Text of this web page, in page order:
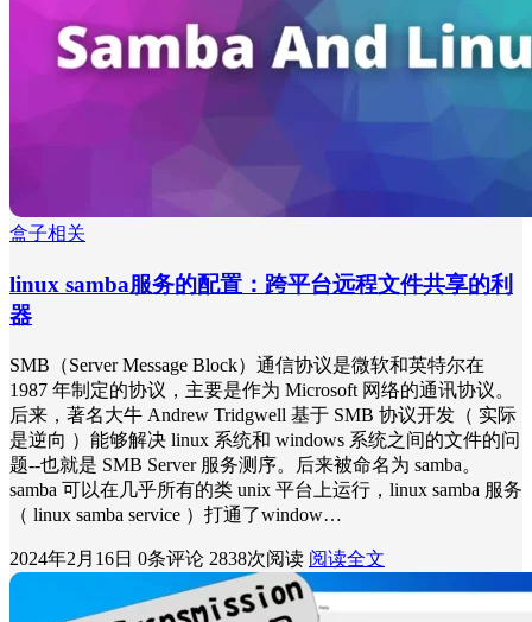
盒子相关
linux samba服务的配置：跨平台远程文件共享的利
器
SMB（Server Message Block）通信协议是微软和英特尔在
1987 年制定的协议，主要是作为 Microsoft 网络的通讯协议。
后来，著名大牛 Andrew Tridgwell 基于 SMB 协议开发（ 实际
是逆向 ）能够解决 linux 系统和 windows 系统之间的文件的问
题--也就是 SMB Server 服务测序。后来被命名为 samba。
samba 可以在几乎所有的类 unix 平台上运行，linux samba 服务
（ linux samba service ）打通了window…
2024年2月16日 0条评论 2838次阅读 阅读全文